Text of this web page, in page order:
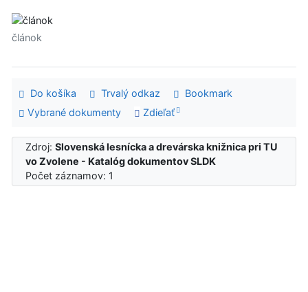
článok
Do košíka Trvalý odkaz
Bookmark
Vybrané dokumenty
Zdieľať
Zdroj:Slovenská lesnícka a drevárska knižnica pri TU
vo Zvolene - Katalóg dokumentov SLDK
Počet záznamov: 1